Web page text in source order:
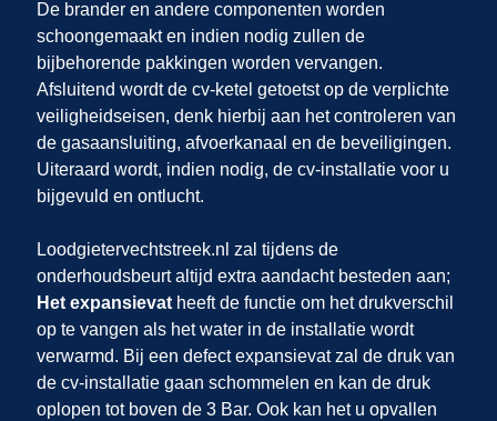
De brander en andere componenten worden
schoongemaakt en indien nodig zullen de
bijbehorende pakkingen worden vervangen.
Afsluitend wordt de cv-ketel getoetst op de verplichte
veiligheidseisen, denk hierbij aan het controleren van
de gasaansluiting, afvoerkanaal en de beveiligingen.
Uiteraard wordt, indien nodig, de cv-installatie voor u
bijgevuld en ontlucht.
Loodgietervechtstreek.nl zal tijdens de
onderhoudsbeurt altijd extra aandacht besteden aan;
Het expansievatheeft de functie om het drukverschil
op te vangen als het water in de installatie wordt
verwarmd. Bij een defect expansievat zal de druk van
de cv-installatie gaan schommelen en kan de druk
oplopen tot boven de 3 Bar. Ook kan het u opvallen